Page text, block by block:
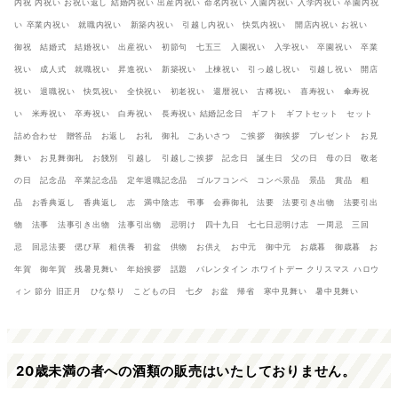
内祝 内祝い お祝い返し 結婚内祝い 出産内祝い 命名内祝い 入園内祝い 入学内祝い 卒園内祝
い 卒業内祝い 就職内祝い 新築内祝い 引越し内祝い 快気内祝い 開店内祝い お祝い
御祝 結婚式 結婚祝い 出産祝い 初節句 七五三 入園祝い 入学祝い 卒園祝い 卒業
祝い 成人式 就職祝い 昇進祝い 新築祝い 上棟祝い 引っ越し祝い 引越し祝い 開店
祝い 退職祝い 快気祝い 全快祝い 初老祝い 還暦祝い 古稀祝い 喜寿祝い 傘寿祝
い 米寿祝い 卒寿祝い 白寿祝い 長寿祝い 結婚記念日 ギフト ギフトセット セット
詰め合わせ 贈答品 お返し お礼 御礼 ごあいさつ ご挨拶 御挨拶 プレゼント お見
舞い お見舞御礼 お餞別 引越し 引越しご挨拶 記念日 誕生日 父の日 母の日 敬老
の日 記念品 卒業記念品 定年退職記念品 ゴルフコンペ コンペ景品 景品 賞品 粗
品 お香典返し 香典返し 志 満中陰志 弔事 会葬御礼 法要 法要引き出物 法要引出
物 法事 法事引き出物 法事引出物 忌明け 四十九日 七七日忌明け志 一周忌 三回
忌 回忌法要 偲び草 粗供養 初盆 供物 お供え お中元 御中元 お歳暮 御歳暮 お
年賀 御年賀 残暑見舞い 年始挨拶 話題 バレンタイン ホワイトデー クリスマス ハロウ
ィン 節分 旧正月 ひな祭り こどもの日 七夕 お盆 帰省 寒中見舞い 暑中見舞い
20歳未満の者への酒類の販売はいたしておりません。